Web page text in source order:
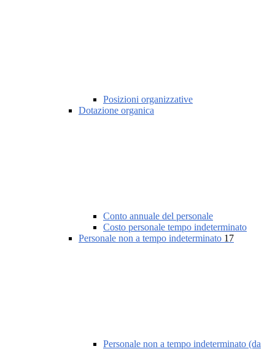
Posizioni organizzative
Dotazione organica
Conto annuale del personale
Costo personale tempo indeterminato
Personale non a tempo indeterminato 17
Personale non a tempo indeterminato (da